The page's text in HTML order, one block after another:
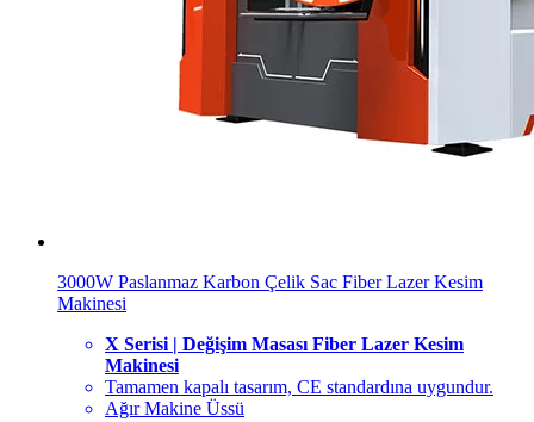
3000W Paslanmaz Karbon Çelik Sac Fiber Lazer Kesim
Makinesi
X Serisi | Değişim Masası Fiber Lazer Kesim
Makinesi
Tamamen kapalı tasarım, CE standardına uygundur.
Ağır Makine Üssü